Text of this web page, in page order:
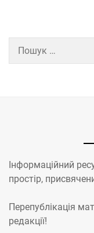
Інформаційний
простір,
Перепублікація
редакції!